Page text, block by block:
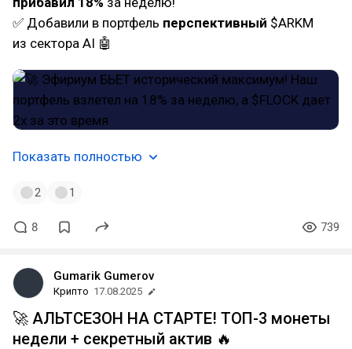
✅ Добавили в портфель перспективный $ARKM
из сектора AI 🤖
Показать полностью
2 1
8 739
Gumarik Gumerov
Крипто 17.08.2025
🚀 АЛЬТСЕЗОН НА СТАРТЕ! ТОП-3 монеты
недели + секретный актив 🔥